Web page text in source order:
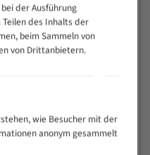
für verschiedenste
Zahnbruch auch bei
der Ausführung
des Inhalts der
beim Sammeln von
von Drittanbietern.
wie Besucher mit der
anonym gesammelt